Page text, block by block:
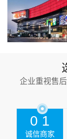
企业重视售
0 1
诚信商家